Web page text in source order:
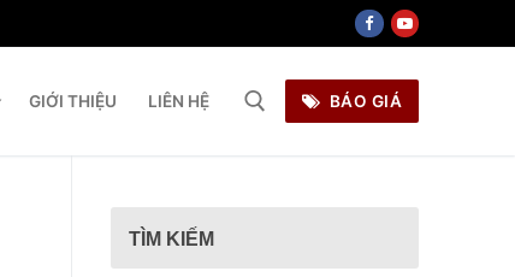
GIỚI THIỆU LIÊN HỆ BÁO GIÁ
TÌM KIẾM